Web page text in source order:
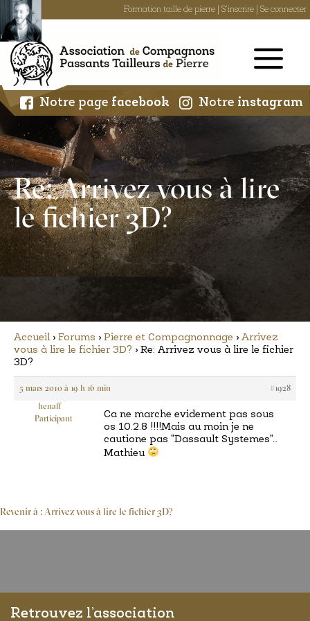
Formation taille de pierre S'inscrire Se connecter
Skip
to
content
Notre page facebook Notre instagram
Re: Arrivez vous à lire
le fichier 3D?
Accueil › Forums › Pierre et Compagnonnage › Arrivez
vous à lire le fichier 3D? › Re: Arrivez vous à lire le fichier
3D?
5 mars 2010 à 19 h 16 min #1928
henaff
Participant
Ca ne marche evidement pas sous
os 10.2.8 !!!!Mais au moin je ne
cautione pas "Dassault Systemes"…
Mathieu
Revenir à : Arrivez vous à lire le fichier 3D?
Retrouvez l’association